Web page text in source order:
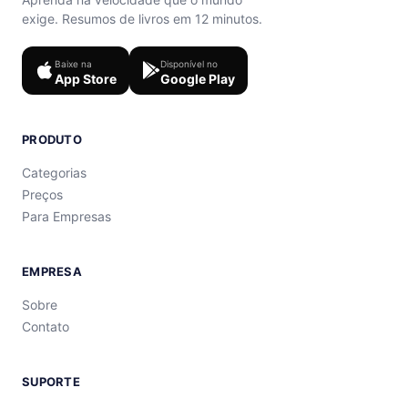
exige. Resumos de livros em 12 minutos.
Baixe na
App Store
Disponível no
Google Play
PRODUTO
Categorias
Preços
Para Empresas
EMPRESA
Sobre
Contato
SUPORTE